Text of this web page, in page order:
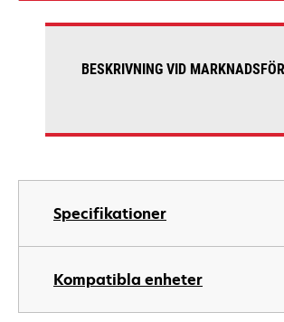
Specifikationer
Kompatibla enheter
BESKRIVNING VID